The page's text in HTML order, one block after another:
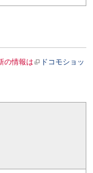
の情報は
ドコモショッ